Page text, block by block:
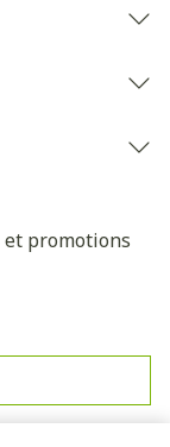
et promotions
à notre